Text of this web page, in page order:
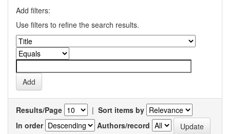
Add filters:
Use filters to refine the search results.
Results/Page | Sort items by
In order
Authors/record